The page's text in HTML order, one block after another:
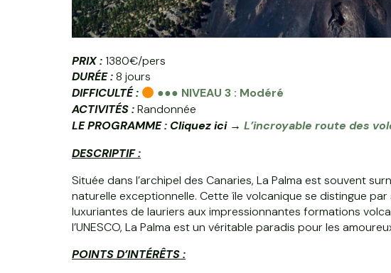
PRIX : 1380€/pers
DURÉE :8 jours
DIFFICULTÉ :
●●● NIVEAU 3 : Modéré
ACTIVITÉS :Randonnée
LE PROGRAMME : Cliquez ici → L’incroyable route des
DESCRIPTIF :
Située dans l’archipel des Canaries, La Palma est souvent
naturelle exceptionnelle. Cette île volcanique se distingue
luxuriantes de lauriers aux impressionnantes formations
l’UNESCO, La Palma est un véritable paradis pour les
POINTS D’INTÉRÊTS :